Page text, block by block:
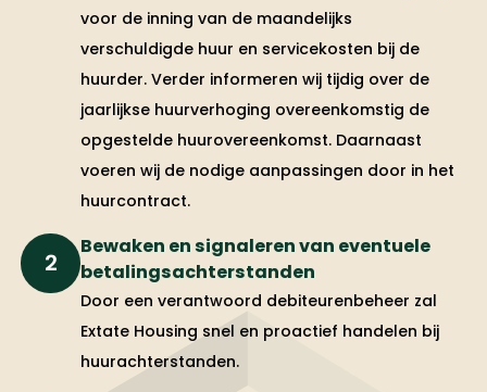
voor de inning van de maandelijks
verschuldigde huur en servicekosten bij de
huurder. Verder informeren wij tijdig over de
jaarlijkse huurverhoging overeenkomstig de
opgestelde huurovereenkomst. Daarnaast
voeren wij de nodige aanpassingen door in het
huurcontract.
2
Bewaken en signaleren van eventuele
betalingsachterstanden
Door een verantwoord debiteurenbeheer zal
Extate Housing snel en proactief handelen bij
huurachterstanden.